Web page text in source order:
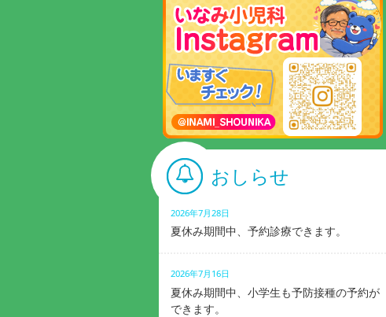
おしらせ
2026年7月28日
夏休み期間中、予約診療できます。
2026年7月16日
夏休み期間中、小学生も予防接種の予約が
できます。